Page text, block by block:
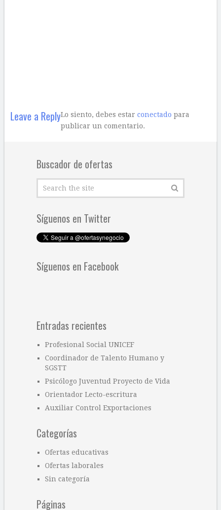
Leave a ReplyLo siento, debes estar conectado para
publicar un comentario.
Buscador de ofertas
Síguenos en Twitter
Síguenos en Facebook
Entradas recientes
Profesional Social UNICEF
Coordinador de Talento Humano y
SGSTT
Psicólogo Juventud Proyecto de Vida
Orientador Lecto-escritura
Auxiliar Control Exportaciones
Categorías
Ofertas educativas
Ofertas laborales
Sin categoría
Páginas